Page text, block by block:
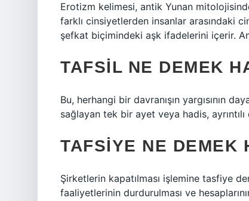
Erotizm kelimesi, antik Yunan
farklı cinsiyetlerden insanlar arasındaki
şefkat biçimindeki aşk ifadelerini içerir.
TAFSIL NE DEMEK
Bu, herhangi bir davranışın yargısının
sağlayan tek bir ayet veya hadis,
TAFSIYE NE DEMEK
Şirketlerin kapatılması işlemine tasfiye
faaliyetlerinin durdurulması ve